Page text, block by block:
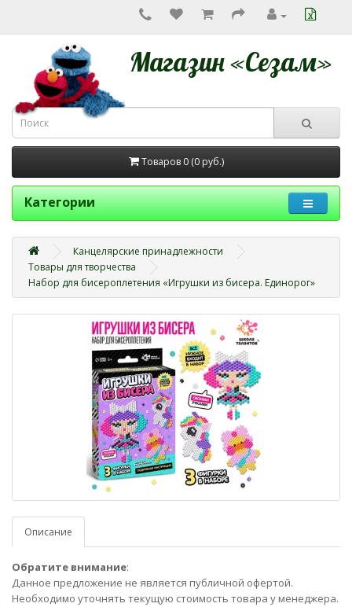
Магазин «Сезам»
Товаров 0 (0 руб.)
Категории
Канцелярские принадлежности
Товары для творчества
Набор для бисероплетения «Игрушки из бисера. Единорог»
Описание
Обратите внимание:
Данное предложение не является публичной офертой.
Необходимо уточнять текущую стоимость товара у менеджера.